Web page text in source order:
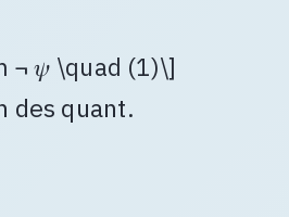
¬ 𝜓 \quad (1)\]
des quant.